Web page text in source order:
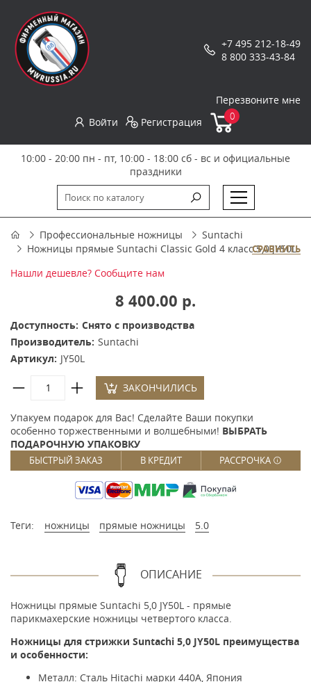
+7 495 212-18-49
8 800 333-43-84
Перезвоните мне
Войти
Регистрация 0
10:00 - 20:00 пн - пт, 10:00 - 18:00 сб - вс и официальные
праздники
Профессиональные ножницы
Suntachi
Ножницы прямые Suntachi Classic Gold 4 класс 5,0 JY50L
СРАВНИТЬ
Нашли дешевле? Сообщите нам
8 400.00 р.
Доступность: Снято с производства
Производитель: Suntachi
Артикул: JY50L
ЗАКОНЧИЛИСЬ
Упакуем подарок для Вас! Сделайте Ваши покупки
особенно торжественными и волшебными! ВЫБРАТЬ
ПОДАРОЧНУЮ УПАКОВКУ
БЫСТРЫЙ ЗАКАЗ В КРЕДИТ РАССРОЧКА
Теги: ножницы прямые ножницы 5.0
ОПИСАНИЕ
Ножницы прямые Suntachi 5,0 JY50L - прямые
парикмахерские ножницы четвертого класса.
Ножницы для стрижки Suntachi 5,0 JY50L преимущества
и особенности:
Металл: Сталь Hitachi марки 440А, Япония